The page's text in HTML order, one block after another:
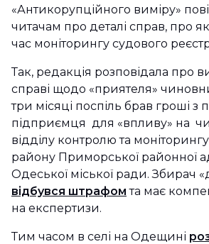
«Антикорупційного виміру»
читачам про деталі справ, про
час моніторингу судового
Так, редакція розповідала про
справі щодо «приятеля»
три місяці поспіль брав гроші з
підприємця для «впливу» на
відділу контролю та
району Приморської районної
Одеської міської ради. Збирач
відбувся штрафом та має
на експертизи.
Тим часом в селі на Одещині